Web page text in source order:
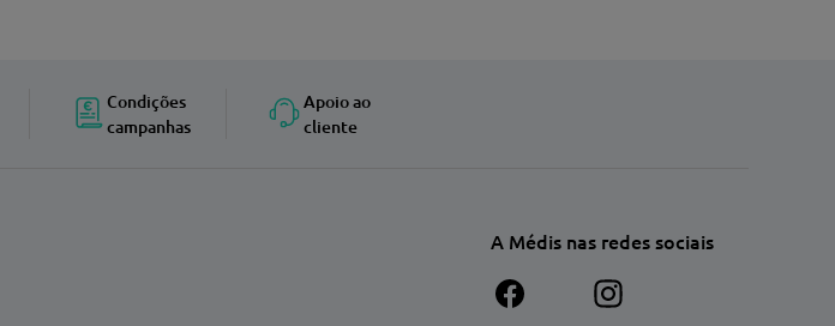
Condições
campanhas
Apoio ao
cliente
A Médis nas redes sociais